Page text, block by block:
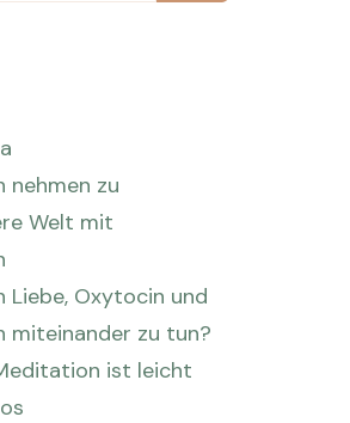
nehmen zu
Welt mit
Liebe, Oxytocin und
miteinander zu tun?
ist leicht